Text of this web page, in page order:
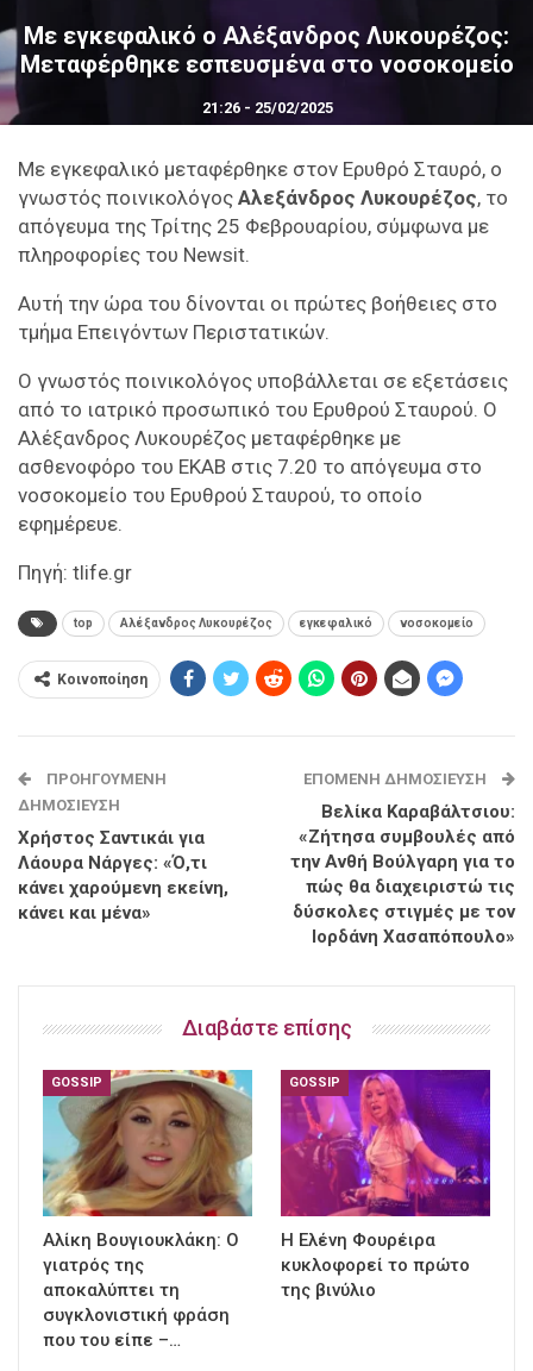
Με εγκεφαλικό ο Αλέξανδρος Λυκουρέζος:
Mεταφέρθηκε εσπευσμένα στο νοσοκομείο
21:26 - 25/02/2025
Με εγκεφαλικό μεταφέρθηκε στον Ερυθρό Σταυρό, ο
γνωστός ποινικολόγος Αλεξάνδρος Λυκουρέζος, το
απόγευμα της Τρίτης 25 Φεβρουαρίου, σύμφωνα με
πληροφορίες του Newsit.
Αυτή την ώρα του δίνονται οι πρώτες βοήθειες στο
τμήμα Επειγόντων Περιστατικών.
Ο γνωστός ποινικολόγος υποβάλλεται σε εξετάσεις
από το ιατρικό προσωπικό του Ερυθρού Σταυρού. Ο
Αλέξανδρος Λυκουρέζος μεταφέρθηκε με
ασθενοφόρο του ΕΚΑΒ στις 7.20 το απόγευμα στο
νοσοκομείο του Ερυθρού Σταυρού, το οποίο
εφημέρευε.
Πηγή: tlife.gr
top Αλέξανδρος Λυκουρέζος εγκεφαλικό νοσοκομείο
Κοινοποίηση
ΠΡΟΗΓΟΎΜΕΝΗ
ΔΗΜΟΣΊΕΥΣΗ
Χρήστος Σαντικάι για
Λάουρα Νάργες: «Ό,τι
κάνει χαρούμενη εκείνη,
κάνει και μένα»
ΕΠΌΜΕΝΗ ΔΗΜΟΣΊΕΥΣΗ
Βελίκα Καραβάλτσιου:
«Ζήτησα συμβουλές από
την Ανθή Βούλγαρη για το
πώς θα διαχειριστώ τις
δύσκολες στιγμές με τον
Ιορδάνη Χασαπόπουλο»
Διαβάστε επίσης
GOSSIP
Αλίκη Βουγιουκλάκη: Ο
γιατρός της
αποκαλύπτει τη
συγκλονιστική φράση
που του είπε –…
GOSSIP
Η Ελένη Φουρέιρα
κυκλοφορεί το πρώτο
της βινύλιο